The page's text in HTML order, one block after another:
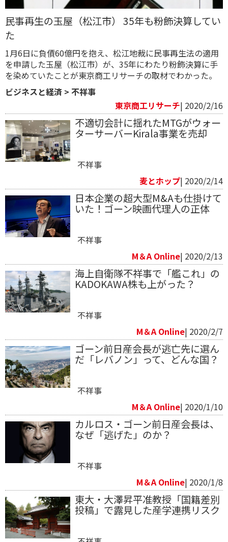
民事再生の玉屋（松江市） 35年も粉飾決算してい
た
1月6日に負債60億円を抱え、松江地裁に民事再生法の適用
を申請した玉屋（松江市）が、35年にわたり粉飾決算に手
を染めていたことが東京商工リサーチの取材でわかった。
ビジネスと経済 > 不祥事
東京商工リサーチ| 2020/2/16
不適切会計に揺れたMTGがウォー
ターサーバーKirala事業を売却
不祥事
麦とホップ| 2020/2/14
日本企業の超大型M&Aも仕掛けて
いた！ゴーン映画代理人の正体
不祥事
M＆A Online| 2020/2/13
海上自衛隊不祥事で「艦これ」の
KADOKAWA株も上がった？
不祥事
M＆A Online| 2020/2/7
ゴーン前日産会長が逃亡先に選ん
だ「レバノン」って、どんな国？
不祥事
M＆A Online| 2020/1/10
カルロス・ゴーン前日産会長は、
なぜ「逃げた」のか？
不祥事
M＆A Online| 2020/1/8
東大・大澤昇平准教授「国籍差別
投稿」で露見した産学連携リスク